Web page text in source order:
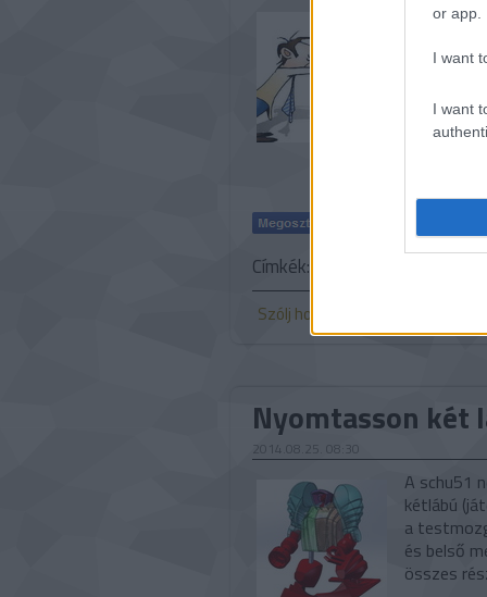
or app.
I want
I want
Azért
Címkék:
Szólj hozzá!
Nyomtasson két
2014.08.25. 08:30
A schu51
kétlábú
a
és belső
összes